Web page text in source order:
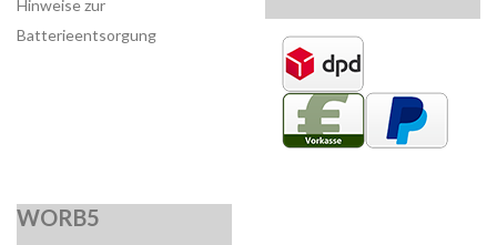
Hinweise zur
Batterieentsorgung
WORB5